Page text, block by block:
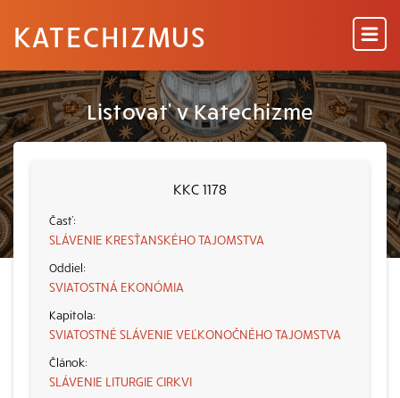
KATECHIZMUS
Listovať v Katechizme
KKC 1178
SLÁVENIE KRESŤANSKÉHO TAJOMSTVA
SVIATOSTNÁ EKONÓMIA
SVIATOSTNÉ SLÁVENIE VEĽKONOČNÉHO TAJOMSTVA
SLÁVENIE LITURGIE CIRKVI